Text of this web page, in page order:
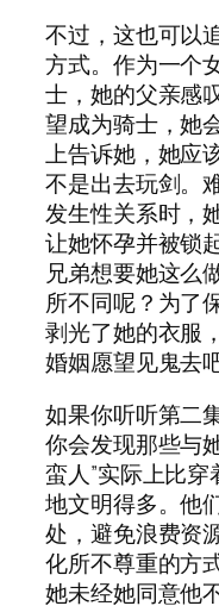
不过，这也可以
方式。作为一个
士，她的父亲感
望成为骑士，她
上告诉她，她应
不是出去玩剑。
发生性关系时，
让她怀孕并被锁
兄弟想要她这么
所不同呢？为了
剥光了她的衣服
婚姻愿望见鬼去
如果你听听第二
你会发现那些与
蛮人”实际上比
地文明得多。他
处，避免浪费资
化所不尊重的方
她未经她同意他